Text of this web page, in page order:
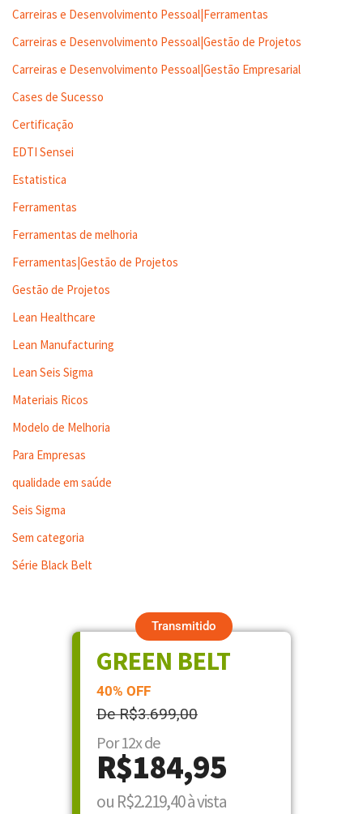
Carreiras e Desenvolvimento Pessoal|Ferramentas
Carreiras e Desenvolvimento Pessoal|Gestão de Projetos
Carreiras e Desenvolvimento Pessoal|Gestão Empresarial
Cases de Sucesso
Certificação
EDTI Sensei
Estatistica
Ferramentas
Ferramentas de melhoria
Ferramentas|Gestão de Projetos
Gestão de Projetos
Lean Healthcare
Lean Manufacturing
Lean Seis Sigma
Materiais Ricos
Modelo de Melhoria
Para Empresas
qualidade em saúde
Seis Sigma
Sem categoria
Série Black Belt
Transmitido
GREEN BELT
40% OFF
De R$3.699,00
Por 12x de
R$184,95
ou R$2.219,40 à vista